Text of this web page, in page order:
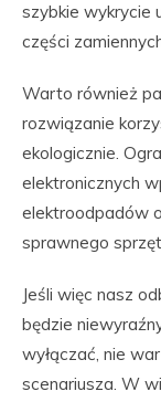
szybkie wykrycie
części
Warto również
rozwiązanie
ekologicznie.
elektronicznych
elektroodpadów
sprawnego
Jeśli więc nasz
będzie
wyłączać, nie
scenariusza. W